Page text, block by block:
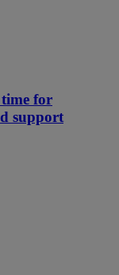
time for
support